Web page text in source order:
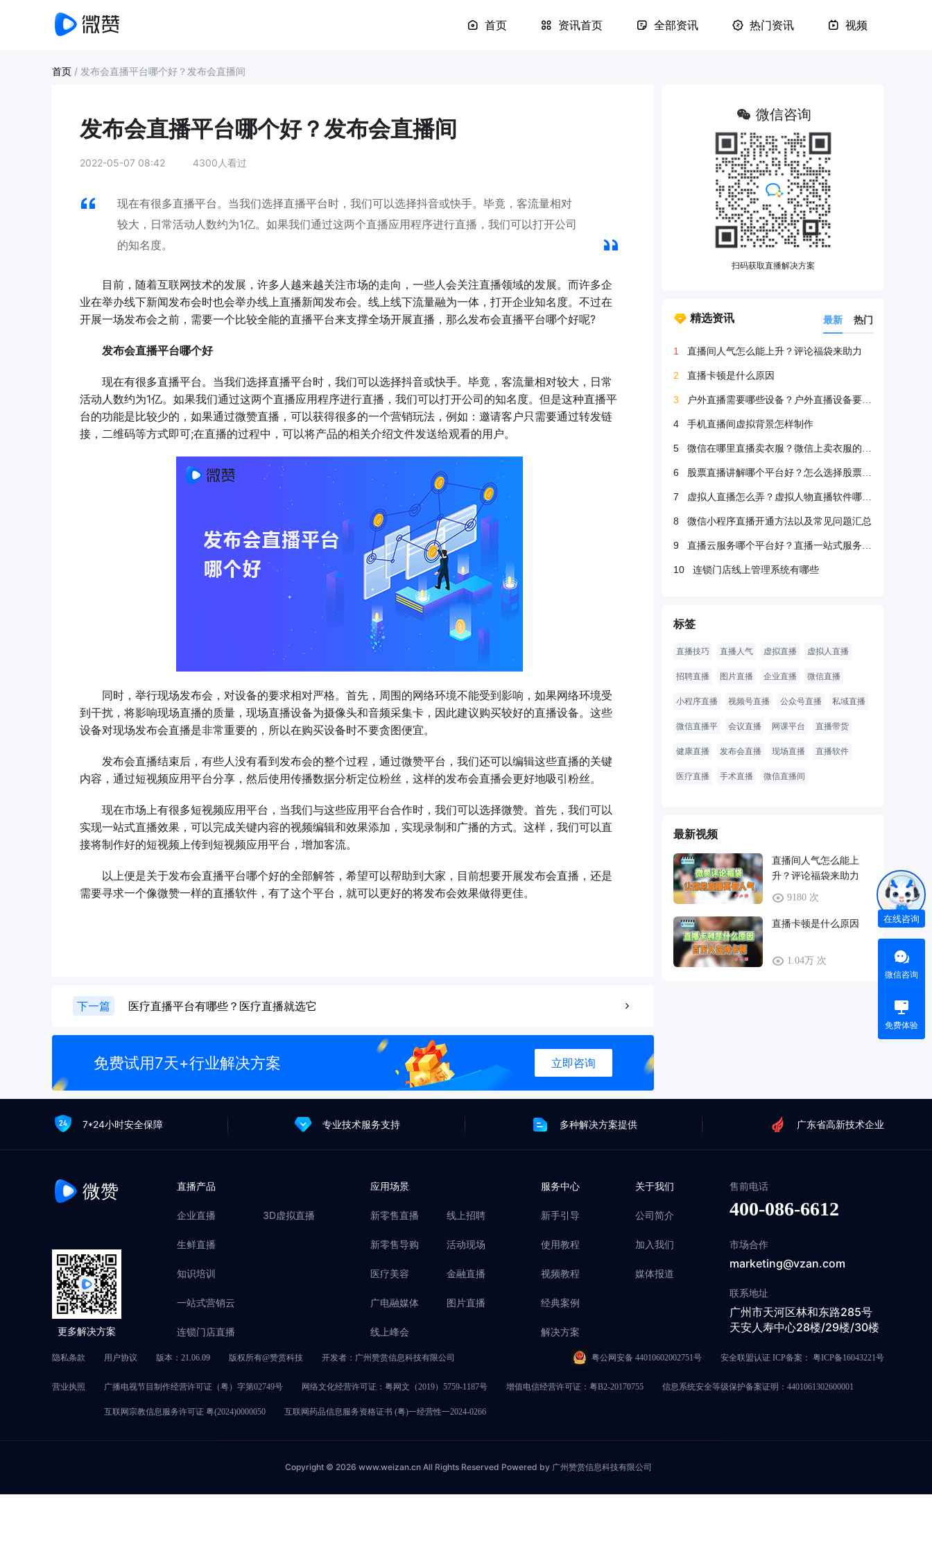
首页 资讯首页 全部资讯 热门资讯 视频
首页 / 发布会直播平台哪个好？发布会直播间
发布会直播平台哪个好？发布会直播间
2022-05-07 08:42 4300人看过
现在有很多直播平台。当我们选择直播平台时，我们可以选择抖音或快手。毕竟，客流量相对
较大，日常活动人数约为1亿。如果我们通过这两个直播应用程序进行直播，我们可以打开公司
的知名度。
目前，随着互联网技术的发展，许多人越来越关注市场的走向，一些人会关注直播领域的发展。而许多企
业在举办线下新闻发布会时也会举办线上直播新闻发布会。线上线下流量融为一体，打开企业知名度。不过在
开展一场发布会之前，需要一个比较全能的直播平台来支撑全场开展直播，那么发布会直播平台哪个好呢?
发布会直播平台哪个好
现在有很多直播平台。当我们选择直播平台时，我们可以选择抖音或快手。毕竟，客流量相对较大，日常
活动人数约为1亿。如果我们通过这两个直播应用程序进行直播，我们可以打开公司的知名度。但是这种直播平
台的功能是比较少的，如果通过微赞直播，可以获得很多的一个营销玩法，例如：邀请客户只需要通过转发链
接，二维码等方式即可;在直播的过程中，可以将产品的相关介绍文件发送给观看的用户。
同时，举行现场发布会，对设备的要求相对严格。首先，周围的网络环境不能受到影响，如果网络环境受
到干扰，将影响现场直播的质量，现场直播设备为摄像头和音频采集卡，因此建议购买较好的直播设备。这些
设备对现场发布会直播是非常重要的，所以在购买设备时不要贪图便宜。
发布会直播结束后，有些人没有看到发布会的整个过程，通过微赞平台，我们还可以编辑这些直播的关键
内容，通过短视频应用平台分享，然后使用传播数据分析定位粉丝，这样的发布会直播会更好地吸引粉丝。
现在市场上有很多短视频应用平台，当我们与这些应用平台合作时，我们可以选择微赞。首先，我们可以
实现一站式直播效果，可以完成关键内容的视频编辑和效果添加，实现录制和广播的方式。这样，我们可以直
接将制作好的短视频上传到短视频应用平台，增加客流。
以上便是关于发布会直播平台哪个好的全部解答，希望可以帮助到大家，目前想要开展发布会直播，还是
需要寻求一个像微赞一样的直播软件，有了这个平台，就可以更好的将发布会效果做得更佳。
下一篇 医疗直播平台有哪些？医疗直播就选它
免费试用7天+行业解决方案 立即咨询
微信咨询
扫码获取直播解决方案
精选资讯 最新 热门
1 直播间人气怎么能上升？评论福袋来助力
2 直播卡顿是什么原因
3 户外直播需要哪些设备？户外直播设备要很多吗？
4 手机直播间虚拟背景怎样制作
5 微信在哪里直播卖衣服？微信上卖衣服的方法
6 股票直播讲解哪个平台好？怎么选择股票直播平台？
7 虚拟人直播怎么弄？虚拟人物直播软件哪个好？
8 微信小程序直播开通方法以及常见问题汇总
9 直播云服务哪个平台好？直播一站式服务哪个好？
10 连锁门店线上管理系统有哪些
标签
直播技巧 直播人气 虚拟直播 虚拟人直播
招聘直播 图片直播 企业直播 微信直播
小程序直播 视频号直播 公众号直播 私域直播
微信直播平 会议直播 网课平台 直播带货
健康直播 发布会直播 现场直播 直播软件
医疗直播 手术直播 微信直播间
最新视频
直播间人气怎么能上
升？评论福袋来助力
9180 次
直播卡顿是什么原因
1.04万 次
7*24小时安全保障 专业技术服务支持 多种解决方案提供 广东省高新技术企业
微赞
更多解决方案
直播产品
企业直播
生鲜直播
知识培训
一站式营销云
连锁门店直播
3D虚拟直播
应用场景
新零售直播
新零售导购
医疗美容
广电融媒体
线上峰会
线上招聘
活动现场
金融直播
图片直播
服务中心
新手引导
使用教程
视频教程
经典案例
解决方案
关于我们
公司简介
加入我们
媒体报道
售前电话
400-086-6612
市场合作
marketing@vzan.com
联系地址
广州市天河区林和东路285号
天安人寿中心28楼/29楼/30楼
隐私条款 用户协议 版本：21.06.09 版权所有@赞赏科技 开发者：广州赞赏信息科技有限公司 粤公网安备 44010602002751号 安全联盟认证 ICP备案： 粤ICP备16043221号
营业执照 广播电视节目制作经营许可证（粤）字第02749号 网络文化经营许可证：粤网文（2019）5759-1187号 增值电信经营许可证：粤B2-20170755 信息系统安全等级保护备案证明：4401061302600001
互联网宗教信息服务许可证 粤(2024)0000050 互联网药品信息服务资格证书 (粤)一经营性一2024-0266
Copyright © 2026 www.weizan.cn All Rights Reserved Powered by 广州赞赏信息科技有限公司
在线咨询
微信咨询
免费体验